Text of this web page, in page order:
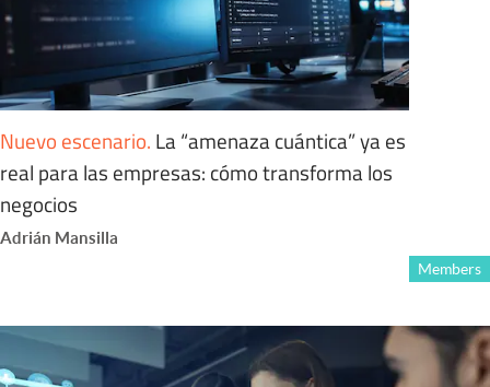
Nuevo escenario. La “amenaza cuántica” ya es
real para las empresas: cómo transforma los
negocios
Adrián Mansilla
Members